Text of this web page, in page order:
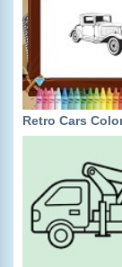
Retro Cars